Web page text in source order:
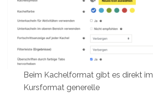
Beim Kachelformat gibt es direkt im
Kursformat generelle